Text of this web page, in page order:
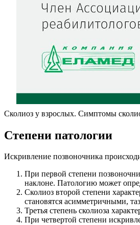
Сколиоз у взрослых. Симптомы
Степени патологии
Искривление позвоночника
При первой степени
наклоне. Патологию может
Сколиоз второй степени
становятся асимметричными,
Третья степень сколиоза
При четвертой степени